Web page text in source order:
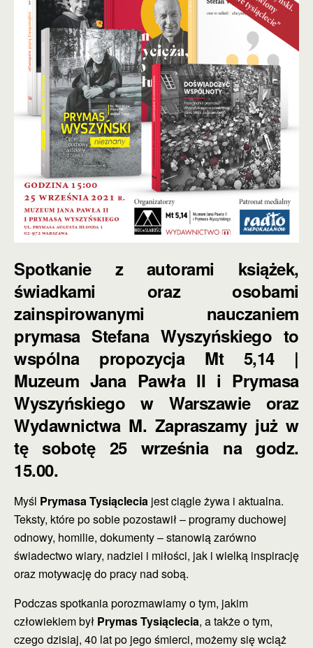
Spotkanie z autorami książek,
świadkami oraz osobami
zainspirowanymi nauczaniem
prymasa Stefana Wyszyńskiego to
wspólna propozycja Mt 5,14 |
Muzeum Jana Pawła II i Prymasa
Wyszyńskiego w Warszawie oraz
Wydawnictwa M. Zapraszamy już w
tę sobotę 25 września na godz.
15.00.
Myśl Prymasa Tysiąclecia jest ciągle żywa i aktualna.
Teksty, które po sobie pozostawił – programy duchowej
odnowy, homilie, dokumenty – stanowią zarówno
świadectwo wiary, nadziei i miłości, jak i wielką inspirację
oraz motywację do pracy nad sobą.
Podczas spotkania porozmawiamy o tym, jakim
człowiekiem był Prymas Tysiąclecia, a także o tym,
czego dzisiaj, 40 lat po jego śmierci, możemy się wciąż